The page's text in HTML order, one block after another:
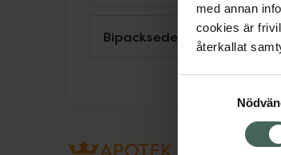
med annan
cookies är
återkallat
Bipacksedel från FASS